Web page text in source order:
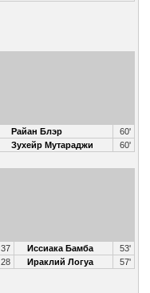
Райан Блэр
60'
Зухейр Мутараджи 60'
37 Иссиака Бамба
53'
28 Ираклий Логуа 57'